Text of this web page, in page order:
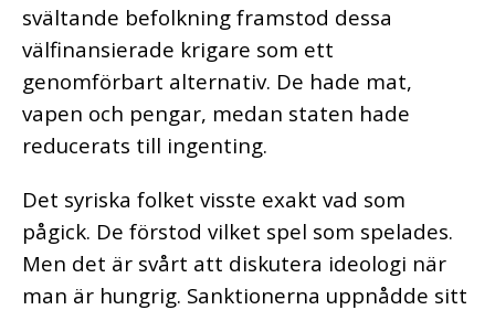
svältande befolkning framstod dessa
välfinansierade krigare som ett
genomförbart alternativ. De hade mat,
vapen och pengar, medan staten hade
reducerats till ingenting.
Det syriska folket visste exakt vad som
pågick. De förstod vilket spel som spelades.
Men det är svårt att diskutera ideologi när
man är hungrig. Sanktionerna uppnådde sitt